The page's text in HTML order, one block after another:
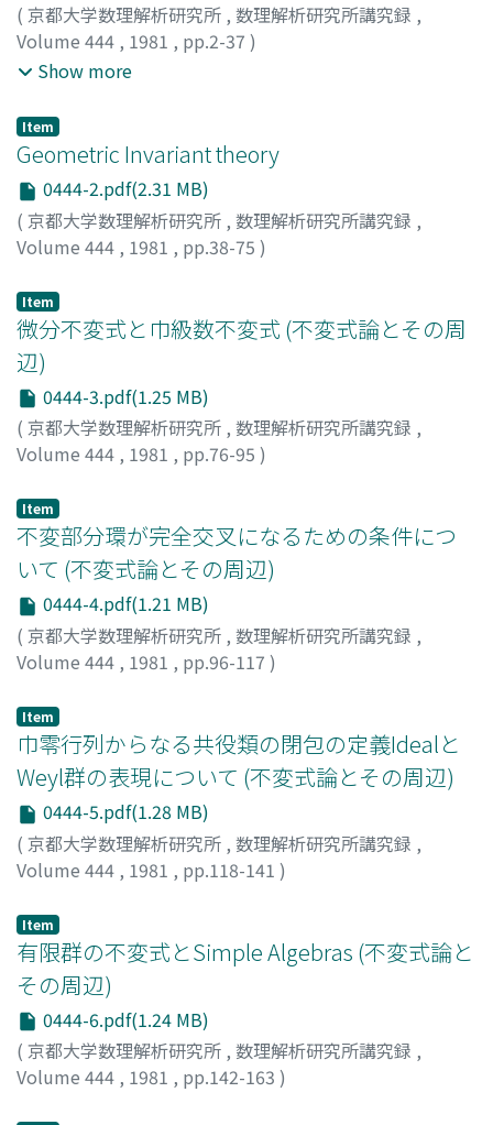
( 京都大学数理解析研究所 , 数理解析研究所講究録 ,
Volume 444 , 1981 , pp.2-37 )
永田, 雅宜;隅広, 秀康
マサヨシ
Show more
Item
Geometric Invariant theory
0444-2.pdf(2.31 MB)
( 京都大学数理解析研究所 , 数理解析研究所講究録 ,
Volume 444 , 1981 , pp.38-75 )
Item
微分不変式と巾級数不変式 (不変式論とその周
辺)
0444-3.pdf(1.25 MB)
( 京都大学数理解析研究所 , 数理解析研究所講究録 ,
Volume 444 , 1981 , pp.76-95 )
Item
不変部分環が完全交叉になるための条件につ
いて (不変式論とその周辺)
0444-4.pdf(1.21 MB)
( 京都大学数理解析研究所 , 数理解析研究所講究録 ,
Volume 444 , 1981 , pp.96-117 )
Item
巾零行列からなる共役類の閉包の定義Idealと
Weyl群の表現について (不変式論とその周辺)
0444-5.pdf(1.28 MB)
( 京都大学数理解析研究所 , 数理解析研究所講究録 ,
Volume 444 , 1981 , pp.118-141 )
Item
有限群の不変式とSimple Algebras (不変式論と
その周辺)
0444-6.pdf(1.24 MB)
( 京都大学数理解析研究所 , 数理解析研究所講究録 ,
Volume 444 , 1981 , pp.142-163 )